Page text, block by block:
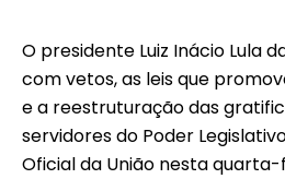
O presidente Luiz Inácio Lula
com vetos, as leis que
e a reestruturação das
servidores do Poder
Oficial da União nesta quarta-